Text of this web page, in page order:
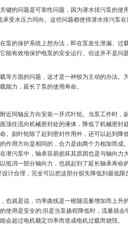
的问题是可靠性问题，因为潜水排污泵的使
受水压力同向。这些问题都使得潜水排污泵
的保护系统上想办法，即在泵发生泄漏、过
能有效地保护电泵的安全运行。但这并不是问
方面的问题，这才是一种较为主动的办法。
能力，延长了泵的使用寿命。
同轴反方向安装一开式叶轮。当泵工作时，
顶住流向机械密封处的液体，降低了机械密封
。副叶轮除了起到密封作用外，还可以起到降
作用方向是相同的，合力是由两个力相加而成
潜污泵中，轴承容易损坏其原因也是与轴向力
抵消一部分轴向力，也就起到了延长轴承寿命
计合理，完全可以把这部分损失降低到最低限
就是说，功率曲线是一根随流量增加而上升
使用是安全的;但是当泵扬程降低时，流量就
超过电机额定功率而造成电机过载而烧毁。